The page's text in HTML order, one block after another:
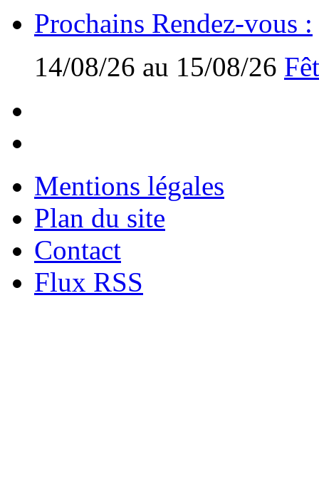
Prochains Rendez-vous :
14/08/26 au 15/08/26
Mentions légales
Plan du site
Contact
Flux RSS